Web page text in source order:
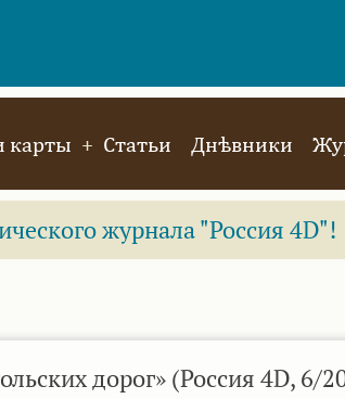
карты Статьи Днѣвники
журнала "Россия 4D"!
дорог» (Россия 4D, 6/